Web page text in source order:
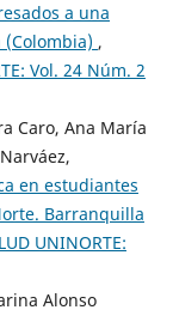
a una
,
Vol. 24 Núm. 2
Caro, Ana María
en estudiantes
Barranquilla
UNINORTE:
Alonso